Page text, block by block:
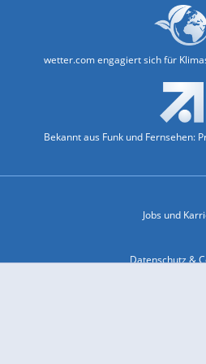
wetter.com engagiert sich für
Bekannt aus Funk und Fernsehen:
Jobs und
Datenschutz &